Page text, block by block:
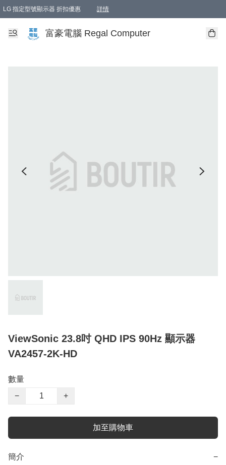
LG 指定型號顯示器 折扣優惠 詳情
富豪電腦 Regal Computer
ViewSonic 23.8吋 QHD IPS 90Hz 顯示器
VA2457-2K-HD
數量
−
+
加至購物車
簡介 −